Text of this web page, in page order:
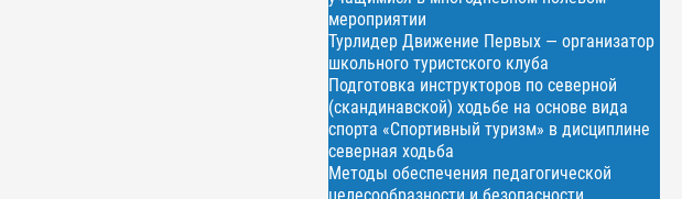
мероприятии
Турлидер Движение Первых — организатор
школьного туристского клуба
Подготовка инструкторов по северной
(скандинавской) ходьбе на основе вида
спорта «Спортивный туризм» в дисциплине
северная ходьба
Методы обеспечения педагогической
целесообразности и безопасности